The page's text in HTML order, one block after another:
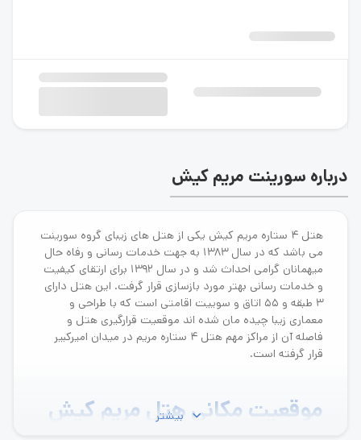
درباره سورینت مریم کیش
هتل 4 ستاره مریم کیش یکی از هتل های زیبای گروه سورینت
می باشد که در سال 1383 به جهت خدمات رسانی و رفاه حال
میهمانان گرامی احداث شد و در سال 1392 برای ارتقای کیفیت
و خدمات رسانی بهتر مورد بازسازی قرار گرفت. این هتل دارای
3 طبقه و 55 اتاق و سوییت اقامتی است که با طراحی و
معماری زیبا چیده مان شده اند موقعیت قرارگیری هتل و
فاصله آن از مراکز مهم هتل 4 ستاره مریم در میدان امیرکبیر
قرار گرفته است.
موقعیت مکانی هتل مریم کیش
بیشتر